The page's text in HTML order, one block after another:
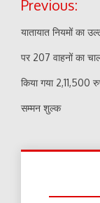
Previous:
यातायात नियमों का
पर 207 वाहनों का
किया गया 2,11,500
सम्मन शुल्क